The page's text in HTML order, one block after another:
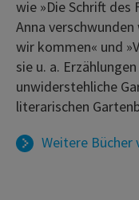
wie »Die Schrift des
Anna verschwunden
wir kommen« und
sie u. a.
unwiderstehliche
literarischen
Weitere Bücher